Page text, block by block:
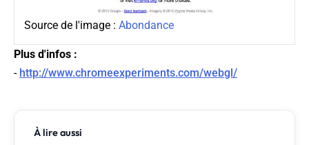
Source de l'image : Abondance
Plus d'infos :
- http://www.chromeexperiments.com/webgl/
À lire aussi